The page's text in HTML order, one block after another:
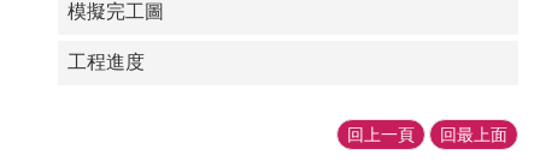
模擬完工圖
工程進度
回上一頁 回最上面